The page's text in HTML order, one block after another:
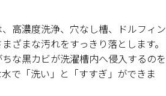
高濃度洗浄、穴なし槽、ドルフィン
ざまな汚れをすっきり落とします。
な黒カビが洗濯槽内へ侵入するのを
で「洗い」と「すすぎ」ができま